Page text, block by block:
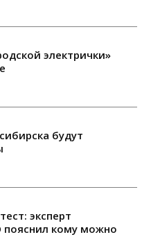
электрички»
будут
эксперт
пояснил кому можно